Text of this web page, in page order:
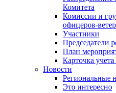
Комитета
Комиссии и
офицеров-
Участники
Председатели
План
Карточка
Новости
Региональные
Это интересно